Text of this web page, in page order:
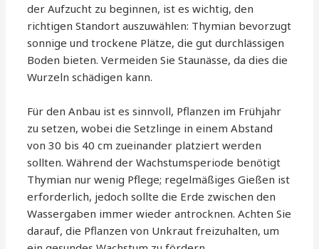
der Aufzucht zu beginnen, ist es wichtig, den
richtigen Standort auszuwählen: Thymian bevorzugt
sonnige und trockene Plätze, die gut durchlässigen
Boden bieten. Vermeiden Sie Staunässe, da dies die
Wurzeln schädigen kann.
Für den Anbau ist es sinnvoll, Pflanzen im Frühjahr
zu setzen, wobei die Setzlinge in einem Abstand
von 30 bis 40 cm zueinander platziert werden
sollten. Während der Wachstumsperiode benötigt
Thymian nur wenig Pflege; regelmäßiges Gießen ist
erforderlich, jedoch sollte die Erde zwischen den
Wassergaben immer wieder antrocknen. Achten Sie
darauf, die Pflanzen von Unkraut freizuhalten, um